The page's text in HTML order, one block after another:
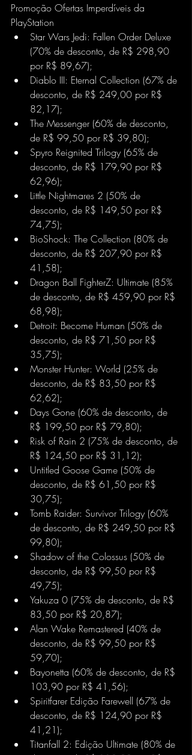
Promoção Ofertas Imperdíveis da
PlayStation
Star Wars Jedi: Fallen Order Deluxe
(70% de desconto, de R$ 298,90
por R$ 89,67);
Diablo III: Eternal Collection (67% de
desconto, de R$ 249,00 por R$
82,17);
The Messenger (60% de desconto,
de R$ 99,50 por R$ 39,80);
Spyro Reignited Trilogy (65% de
desconto, de R$ 179,90 por R$
62,96);
Little Nightmares 2 (50% de
desconto, de R$ 149,50 por R$
74,75);
BioShock: The Collection (80% de
desconto, de R$ 207,90 por R$
41,58);
Dragon Ball FighterZ: Ultimate (85%
de desconto, de R$ 459,90 por R$
68,98);
Detroit: Become Human (50% de
desconto, de R$ 71,50 por R$
35,75);
Monster Hunter: World (25% de
desconto, de R$ 83,50 por R$
62,62);
Days Gone (60% de desconto, de
R$ 199,50 por R$ 79,80);
Risk of Rain 2 (75% de desconto, de
R$ 124,50 por R$ 31,12);
Untitled Goose Game (50% de
desconto, de R$ 61,50 por R$
30,75);
Tomb Raider: Survivor Trilogy (60%
de desconto, de R$ 249,50 por R$
99,80);
Shadow of the Colossus (50% de
desconto, de R$ 99,50 por R$
49,75);
Yakuza 0 (75% de desconto, de R$
83,50 por R$ 20,87);
Alan Wake Remastered (40% de
desconto, de R$ 99,50 por R$
59,70);
Bayonetta (60% de desconto, de R$
103,90 por R$ 41,56);
Spiritfarer Edição Farewell (67% de
desconto, de R$ 124,90 por R$
41,21);
Titanfall 2: Edição Ultimate (80% de